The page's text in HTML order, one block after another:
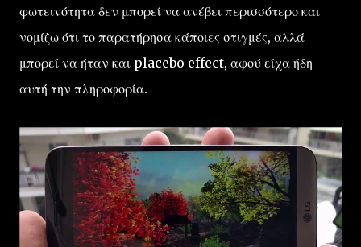
φωτεινότητα δεν μπορεί να ανέβει περισσότερο και
νομίζω ότι το παρατήρησα κάποιες στιγμές, αλλά
μπορεί να ήταν και placebo effect, αφού είχα ήδη
αυτή την πληροφορία.